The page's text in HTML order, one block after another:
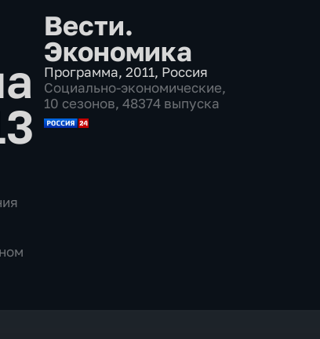
Вести.
Экономика
Программа, 2011, Россия
Социально-экономические,
10 сезонов, 48374 выпуска